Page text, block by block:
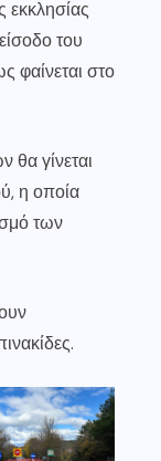
εκκλησίας
του
φαίνεται στο
γίνεται
η οποία
των